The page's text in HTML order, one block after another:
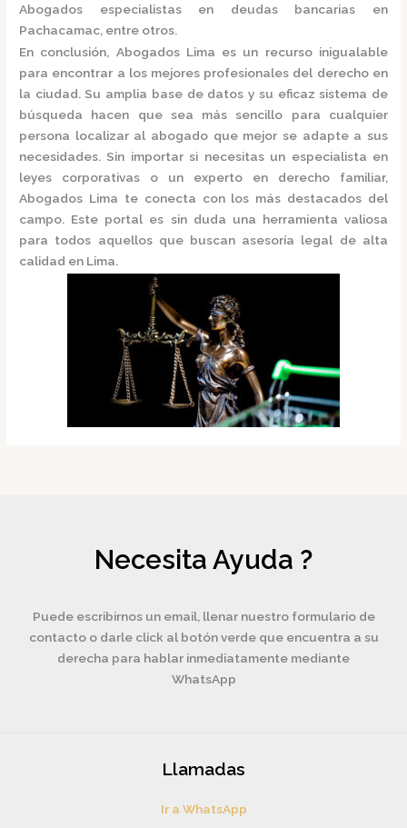
Abogados especialistas en deudas bancarias en
Pachacamac, entre otros.
En conclusión, Abogados Lima es un recurso inigualable
para encontrar a los mejores profesionales del derecho en
la ciudad. Su amplia base de datos y su eficaz sistema de
búsqueda hacen que sea más sencillo para cualquier
persona localizar al abogado que mejor se adapte a sus
necesidades. Sin importar si necesitas un especialista en
leyes corporativas o un experto en derecho familiar,
Abogados Lima te conecta con los más destacados del
campo. Este portal es sin duda una herramienta valiosa
para todos aquellos que buscan asesoría legal de alta
calidad en Lima.
Necesita Ayuda ?
Puede escribirnos un email, llenar nuestro formulario de
contacto o darle click al botón verde que encuentra a su
derecha para hablar inmediatamente mediante
WhatsApp
Llamadas
Ir a WhatsApp